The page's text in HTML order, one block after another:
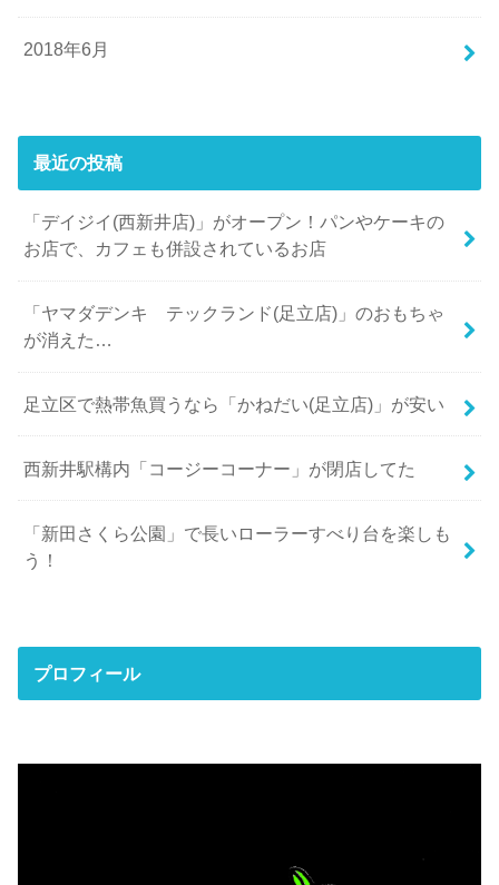
2018年6月
最近の投稿
「デイジイ(西新井店)」がオープン！パンやケーキの
お店で、カフェも併設されているお店
「ヤマダデンキ テックランド(足立店)」のおもちゃ
が消えた…
足立区で熱帯魚買うなら「かねだい(足立店)」が安い
西新井駅構内「コージーコーナー」が閉店してた
「新田さくら公園」で長いローラーすべり台を楽しも
う！
プロフィール